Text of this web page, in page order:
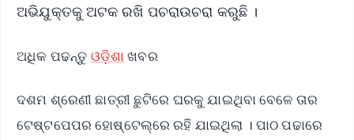
ଅଭିଯୁକ୍ତକୁ ଅଟକ ରଖି ପଚରାଉଚରା କରୁଛି ।
ଅଧିକ ପଢନ୍ତୁ ଓଡ଼ିଶା ଖବର
ଦଶମ ଶ୍ରେଣୀ ଛାତ୍ରୀ ଛୁଟିରେ ଘରକୁ ଯାଇଥିବା ବେଳେ ତାର
ଟେଷ୍ଟପେପର ହୋଷ୍ଟେଲ୍‌ରେ ରହି ଯାଇଥିଲା । ପାଠ ପଢାରେ